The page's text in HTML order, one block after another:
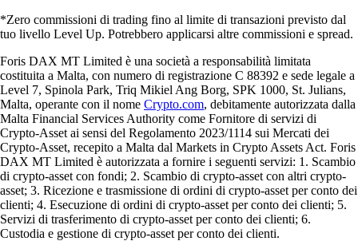
*Zero commissioni di trading fino al limite di transazioni previsto dal
tuo livello Level Up. Potrebbero applicarsi altre commissioni e spread.
Foris DAX MT Limited è una società a responsabilità limitata
costituita a Malta, con numero di registrazione C 88392 e sede legale a
Level 7, Spinola Park, Triq Mikiel Ang Borg, SPK 1000, St. Julians,
Malta, operante con il nome Crypto.com, debitamente autorizzata dalla
Malta Financial Services Authority come Fornitore di servizi di
Crypto-Asset ai sensi del Regolamento 2023/1114 sui Mercati dei
Crypto-Asset, recepito a Malta dal Markets in Crypto Assets Act. Foris
DAX MT Limited è autorizzata a fornire i seguenti servizi: 1. Scambio
di crypto-asset con fondi; 2. Scambio di crypto-asset con altri crypto-
asset; 3. Ricezione e trasmissione di ordini di crypto-asset per conto dei
clienti; 4. Esecuzione di ordini di crypto-asset per conto dei clienti; 5.
Servizi di trasferimento di crypto-asset per conto dei clienti; 6.
Custodia e gestione di crypto-asset per conto dei clienti.